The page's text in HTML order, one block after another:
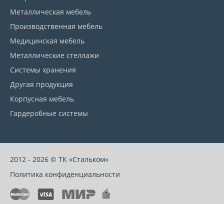
Металлическая мебель
Производственная мебель
Медицинская мебель
Металлические стеллажи
Системы хранения
Другая продукция
Корпусная мебель
Гардеробные системы
2012 - 2026 © ТК «Стальком»
Политика конфиденциальности